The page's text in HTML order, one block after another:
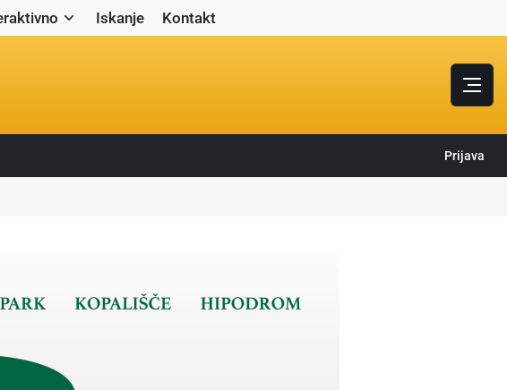
Iskanje Kontakt
Prijava